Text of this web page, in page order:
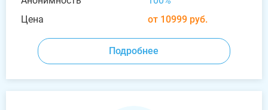
Цена
от 10999 руб.
Подробнее